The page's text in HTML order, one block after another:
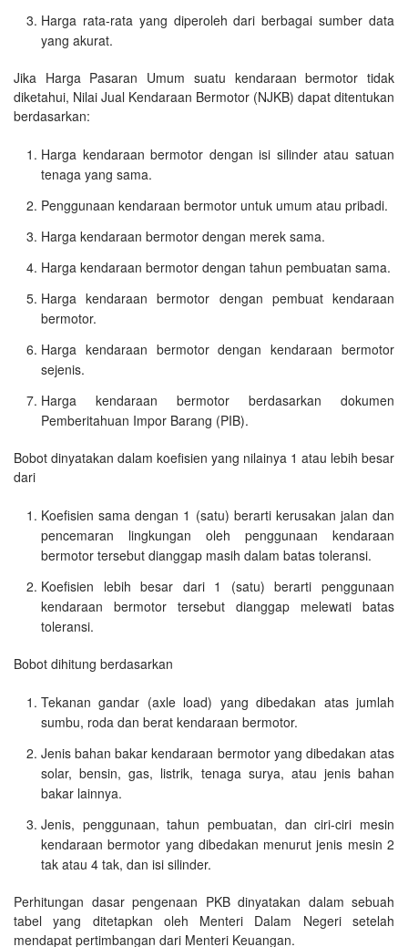
Harga rata-rata yang diperoleh dari berbagai sumber data
yang akurat.
Jika Harga Pasaran Umum suatu kendaraan bermotor tidak
diketahui, Nilai Jual Kendaraan Bermotor (NJKB) dapat ditentukan
berdasarkan:
Harga kendaraan bermotor dengan isi silinder atau satuan
tenaga yang sama.
Penggunaan kendaraan bermotor untuk umum atau pribadi.
Harga kendaraan bermotor dengan merek sama.
Harga kendaraan bermotor dengan tahun pembuatan sama.
Harga kendaraan bermotor dengan pembuat kendaraan
bermotor.
Harga kendaraan bermotor dengan kendaraan bermotor
sejenis.
Harga kendaraan bermotor berdasarkan dokumen
Pemberitahuan Impor Barang (PIB).
Bobot dinyatakan dalam koefisien yang nilainya 1 atau lebih besar
dari
Koefisien sama dengan 1 (satu) berarti kerusakan jalan dan
pencemaran lingkungan oleh penggunaan kendaraan
bermotor tersebut dianggap masih dalam batas toleransi.
Koefisien lebih besar dari 1 (satu) berarti penggunaan
kendaraan bermotor tersebut dianggap melewati batas
toleransi.
Bobot dihitung berdasarkan
Tekanan gandar (axle load) yang dibedakan atas jumlah
sumbu, roda dan berat kendaraan bermotor.
Jenis bahan bakar kendaraan bermotor yang dibedakan atas
solar, bensin, gas, listrik, tenaga surya, atau jenis bahan
bakar lainnya.
Jenis, penggunaan, tahun pembuatan, dan ciri-ciri mesin
kendaraan bermotor yang dibedakan menurut jenis mesin 2
tak atau 4 tak, dan isi silinder.
Perhitungan dasar pengenaan PKB dinyatakan dalam sebuah
tabel yang ditetapkan oleh Menteri Dalam Negeri setelah
mendapat pertimbangan dari Menteri Keuangan.